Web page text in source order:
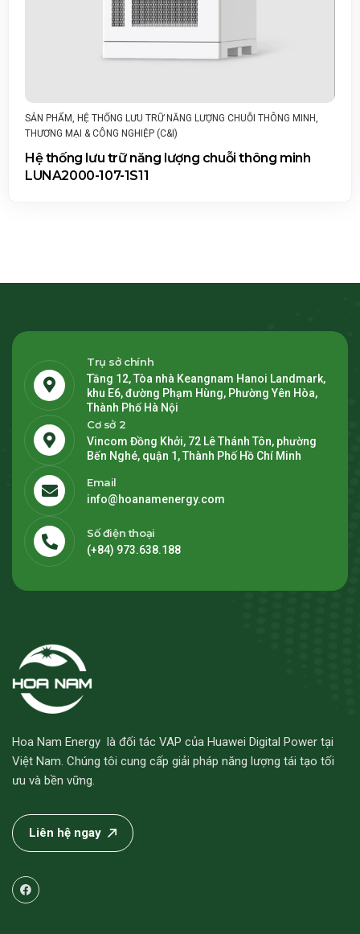
THÔNG MINH,
minh
SẢN PHẨM,BỘ BIẾN TẦN CHUỖI THÔNG MINH
NGHIỆP (C&I)
Biến tần chuỗi thông minh
Trụ sở chính
Tầng 12, Tòa nhà Keangnam Hanoi Landmark,
khu E6, đường Phạm Hùng, Phường Yên Hòa,
Thành Phố Hà Nội
Cơ sở 2
Vincom Đồng Khởi, 72 Lê Thánh Tôn, phường
Bến Nghé, quận 1, Thành Phố Hồ Chí Minh
Email
info@hoanamenergy.com
Số điện thoại
(+84) 973.638.188
Hoa Nam Energy là đối tác VAP của Huawei Digital Power tại
Việt Nam. Chúng tôi cung cấp giải pháp năng lượng tái tạo tối
ưu và bền vững.
Liên hệ ngay